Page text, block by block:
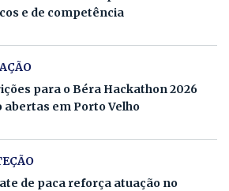
e de competência
para o Béra Hackathon 2026
abertas em Porto Velho
de paca reforça atuação no